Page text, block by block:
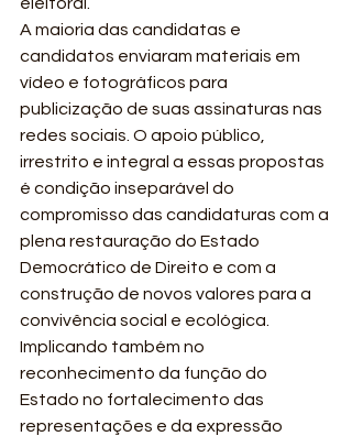
A maioria das candidatas e
candidatos enviaram materiais em
vídeo e fotográficos para
publicização de suas assinaturas nas
redes sociais. O apoio público,
irrestrito e integral a essas propostas
é condição inseparável do
compromisso das candidaturas com a
plena restauração do Estado
Democrático de Direito e com a
construção de novos valores para a
convivência social e ecológica.
Implicando também no
reconhecimento da função do
Estado no fortalecimento das
representações e da expressão